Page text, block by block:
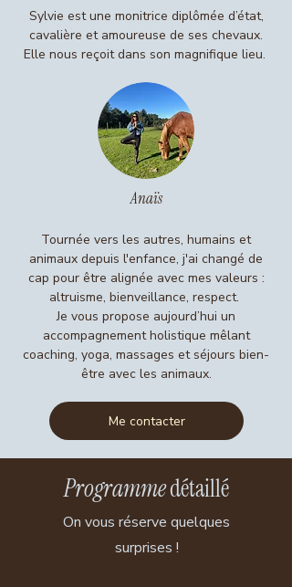
Sylvie est une monitrice diplômée d’état,
cavalière et amoureuse de ses chevaux.
Elle nous reçoit dans son magnifique lieu.
Anaïs
Tournée vers les autres, humains et
animaux depuis l'enfance, j'ai changé de
cap pour être alignée avec mes valeurs :
altruisme, bienveillance, respect.
Je vous propose aujourd’hui un
accompagnement holistique mêlant
coaching, yoga, massages et séjours bien-
être avec les animaux.
Me contacter
Programmedétaillé
On vous réserve quelques
surprises !